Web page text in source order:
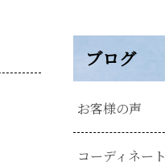
ブログ
お客様の声
コーディネート